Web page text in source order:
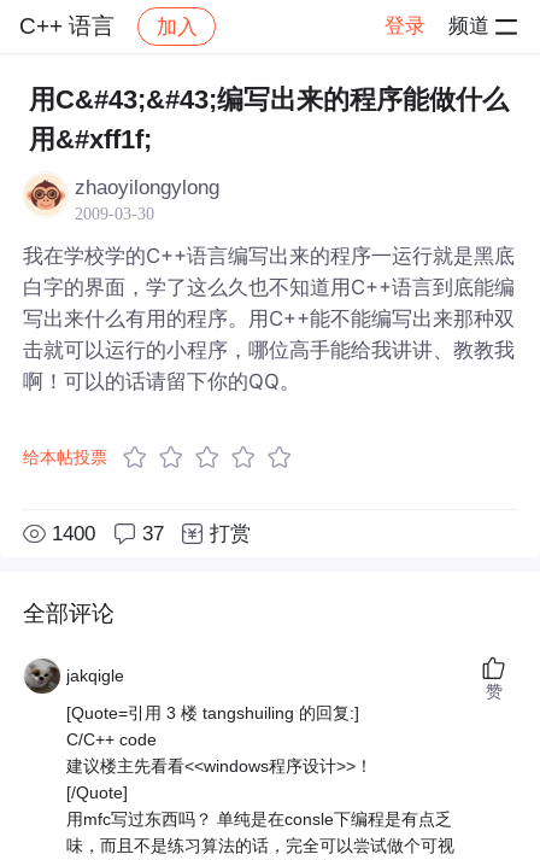
C++ 语言 加入 登录 频道
社区 C++ 语言 帖子详情
用C&#43;&#43;编写出来的程序能做什么
用&#xff1f;
zhaoyilongylong
2009-03-30
我在学校学的C++语言编写出来的程序一运行就是黑底
白字的界面，学了这么久也不知道用C++语言到底能编
写出来什么有用的程序。用C++能不能编写出来那种双
击就可以运行的小程序，哪位高手能给我讲讲、教教我
啊！可以的话请留下你的QQ。
给本帖投票
1400 37 打赏
全部评论
jakqigle
[Quote=引用 3 楼 tangshuiling 的回复:]
C/C++ code
建议楼主先看看<<windows程序设计>>！
[/Quote]
用mfc写过东西吗？ 单纯是在consle下编程是有点乏
味，而且不是练习算法的话，完全可以尝试做个可视
赞